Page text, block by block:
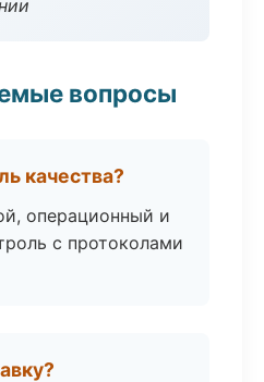
вопросы
качества?
операционный и
с протоколами